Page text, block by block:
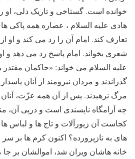
خوانده است. گستاخی و تاریک دلی، او
هادی علیه السلام ، عصاره همه پاکی
تعارف کند. امام آن را رد می کند و او
شعری بخواند. امام پاسخ رد می دهد و
علیه السلام می خواند: «حاکمان مقتدر
گذراندند و مردان نیرومند از آنان
مرگ نرهیدند. پس از آن همه عزّت، آنان
چه آرامگاه ناپسندی است و درپی آن،
کجاست آن زیورآلات و تاج ها و لباس
های به نازپرورده؟ اکنون کرم ها بر
خانه هاشان ویران شد، اموالشان بر